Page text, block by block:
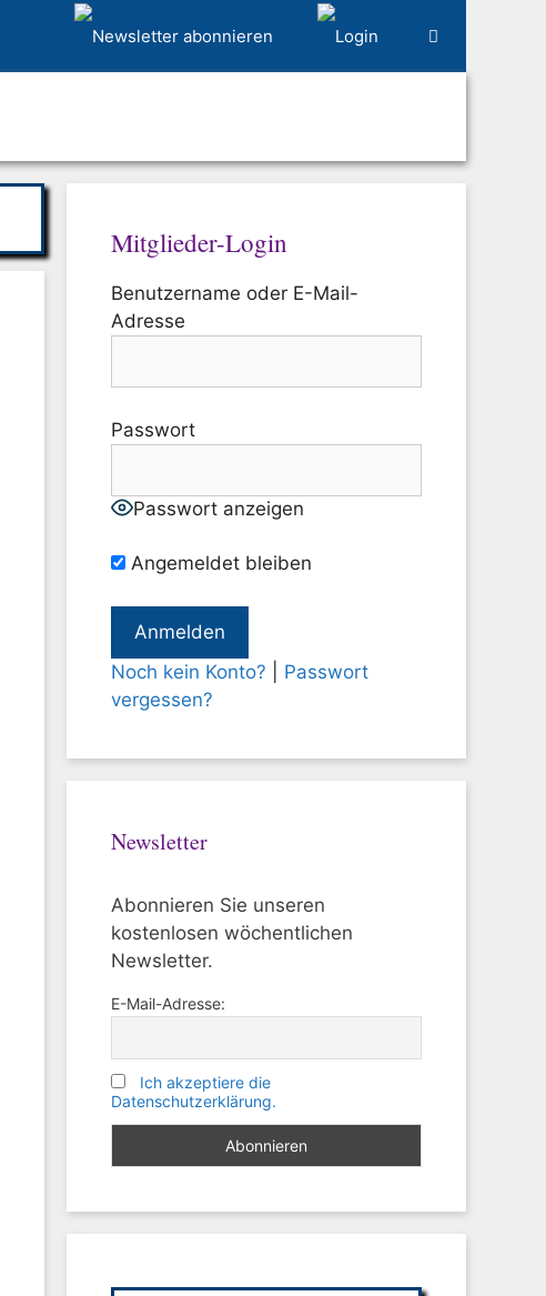
Mitglieder-Login
Benutzername oder E-Mail-
Adresse
Passwort
Passwort anzeigen
Angemeldet bleiben
Noch kein Konto?
Passwort
vergessen?
Newsletter
Abonnieren Sie unseren
kostenlosen wöchentlichen
Newsletter.
E-Mail-Adresse:
Ich akzeptiere die
Datenschutzerklärung.